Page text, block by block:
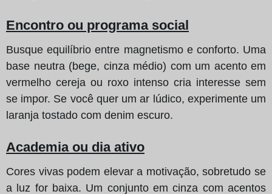
Encontro ou programa social
Busque equilíbrio entre magnetismo e conforto. Uma
base neutra (bege, cinza médio) com um acento em
vermelho cereja ou roxo intenso cria interesse sem
se impor. Se você quer um ar lúdico, experimente um
laranja tostado com denim escuro.
Academia ou dia ativo
Cores vivas podem elevar a motivação, sobretudo se
a luz for baixa. Um conjunto em cinza com acentos